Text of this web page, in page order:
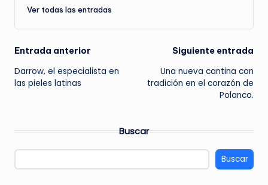
Ver todas las entradas
Navegación
de
Entrada anterior
Darrow, el especialista en
las pieles latinas
Siguiente entrada
Una nueva cantina con
tradición en el corazón de
Polanco.
Buscar
Buscar